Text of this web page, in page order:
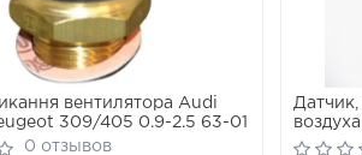
вентилятора Audi
309/405 0.9-2.5 63-01
0 отзывов